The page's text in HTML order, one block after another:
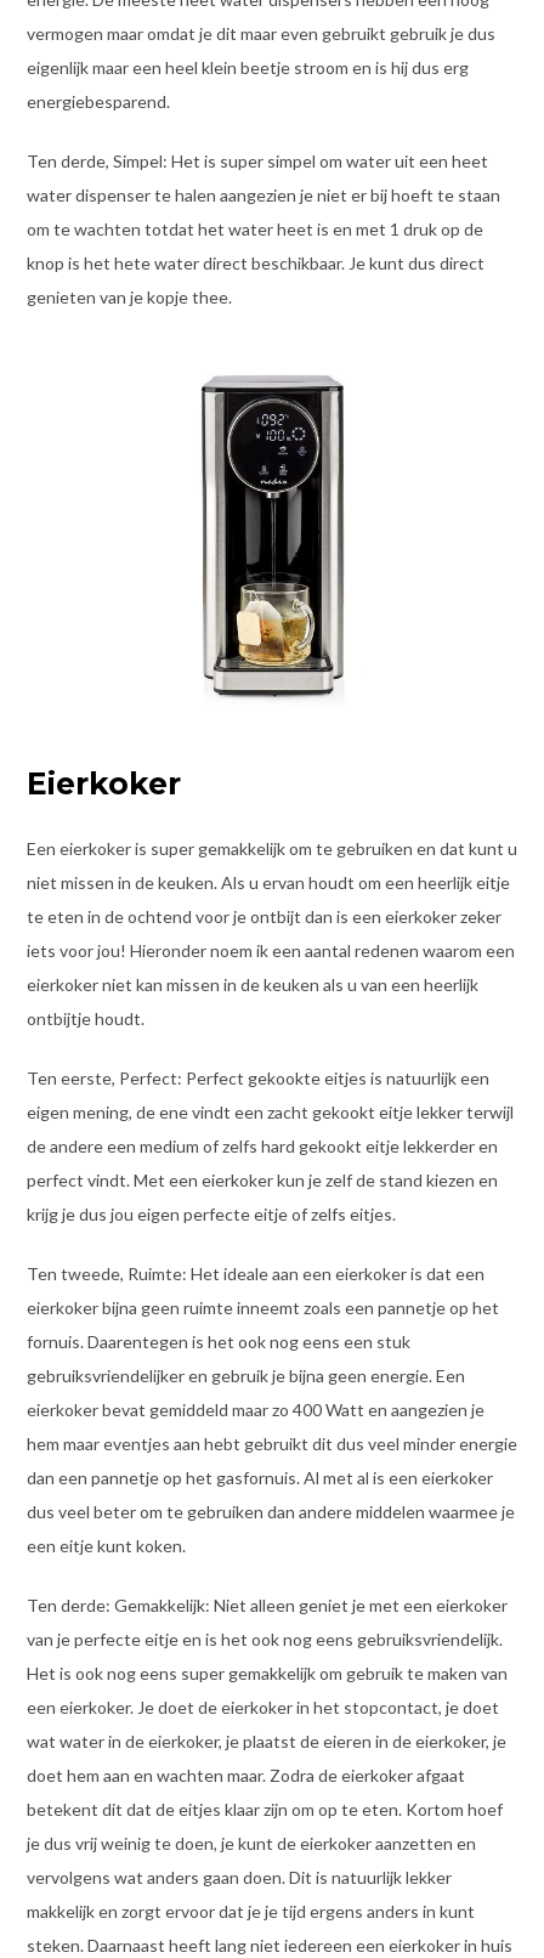
vermogen maar omdat je dit maar even gebruikt gebruik je dus
eigenlijk maar een heel klein beetje stroom en is hij dus erg
energiebesparend.
Ten derde, Simpel: Het is super simpel om water uit een heet
water dispenser te halen aangezien je niet er bij hoeft te staan
om te wachten totdat het water heet is en met 1 druk op de
knop is het hete water direct beschikbaar. Je kunt dus direct
genieten van je kopje thee.
Eierkoker
Een eierkoker is super gemakkelijk om te gebruiken en dat kunt u
niet missen in de keuken. Als u ervan houdt om een heerlijk eitje
te eten in de ochtend voor je ontbijt dan is een eierkoker zeker
iets voor jou! Hieronder noem ik een aantal redenen waarom een
eierkoker niet kan missen in de keuken als u van een heerlijk
ontbijtje houdt.
Ten eerste, Perfect: Perfect gekookte eitjes is natuurlijk een
eigen mening, de ene vindt een zacht gekookt eitje lekker terwijl
de andere een medium of zelfs hard gekookt eitje lekkerder en
perfect vindt. Met een eierkoker kun je zelf de stand kiezen en
krijg je dus jou eigen perfecte eitje of zelfs eitjes.
Ten tweede, Ruimte: Het ideale aan een eierkoker is dat een
eierkoker bijna geen ruimte inneemt zoals een pannetje op het
fornuis. Daarentegen is het ook nog eens een stuk
gebruiksvriendelijker en gebruik je bijna geen energie. Een
eierkoker bevat gemiddeld maar zo 400 Watt en aangezien je
hem maar eventjes aan hebt gebruikt dit dus veel minder energie
dan een pannetje op het gasfornuis. Al met al is een eierkoker
dus veel beter om te gebruiken dan andere middelen waarmee je
een eitje kunt koken.
Ten derde: Gemakkelijk: Niet alleen geniet je met een eierkoker
van je perfecte eitje en is het ook nog eens gebruiksvriendelijk.
Het is ook nog eens super gemakkelijk om gebruik te maken van
een eierkoker. Je doet de eierkoker in het stopcontact, je doet
wat water in de eierkoker, je plaatst de eieren in de eierkoker, je
doet hem aan en wachten maar. Zodra de eierkoker afgaat
betekent dit dat de eitjes klaar zijn om op te eten. Kortom hoef
je dus vrij weinig te doen, je kunt de eierkoker aanzetten en
vervolgens wat anders gaan doen. Dit is natuurlijk lekker
makkelijk en zorgt ervoor dat je je tijd ergens anders in kunt
steken. Daarnaast heeft lang niet iedereen een eierkoker in huis